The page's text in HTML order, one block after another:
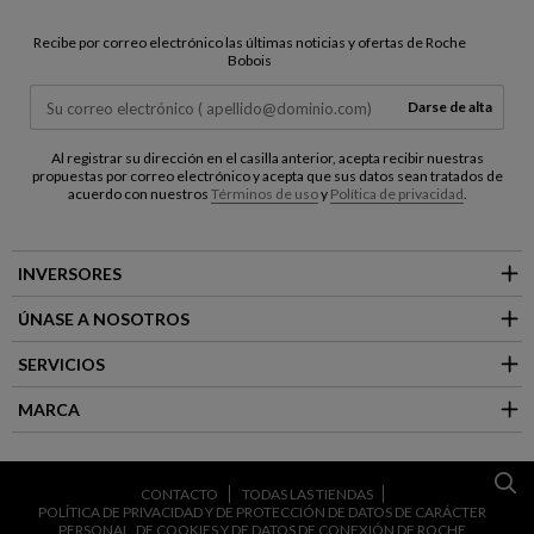
Recibe por correo electrónico las últimas noticias y ofertas de Roche
Bobois
Darse de alta
Al registrar su dirección en el casilla anterior, acepta recibir nuestras
propuestas por correo electrónico y acepta que sus datos sean tratados de
acuerdo con nuestros Términos de usoy Política de privacidad
INVERSORES
ÚNASE A NOSOTROS
SERVICIOS
MARCA
CONTACTO
TODAS LAS TIENDAS
POLÍTICA DE PRIVACIDAD Y DE PROTECCIÓN DE DATOS DE CARÁCTER
PERSONAL, DE COOKIES Y DE DATOS DE CONEXIÓN DE ROCHE